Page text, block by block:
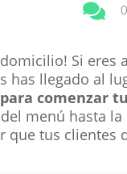

Si eres
has llegado al
comenzar
menú hasta
que tus clientes